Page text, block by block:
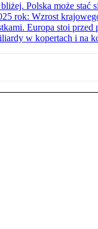
Polska może stać
rok: Wzrost
Europa stoi
w kopertach i na